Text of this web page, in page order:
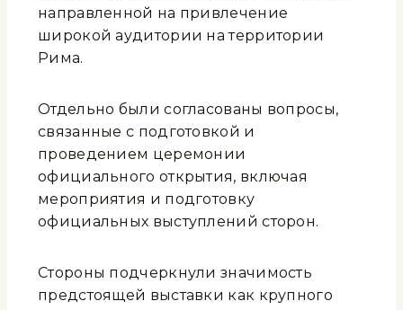
направленной на привлечение
широкой аудитории на территории
Рима.
Отдельно были согласованы вопросы,
связанные с подготовкой и
проведением церемонии
официального открытия, включая
мероприятия и подготовку
официальных выступлений сторон.
Стороны подчеркнули значимость
предстоящей выставки как крупного